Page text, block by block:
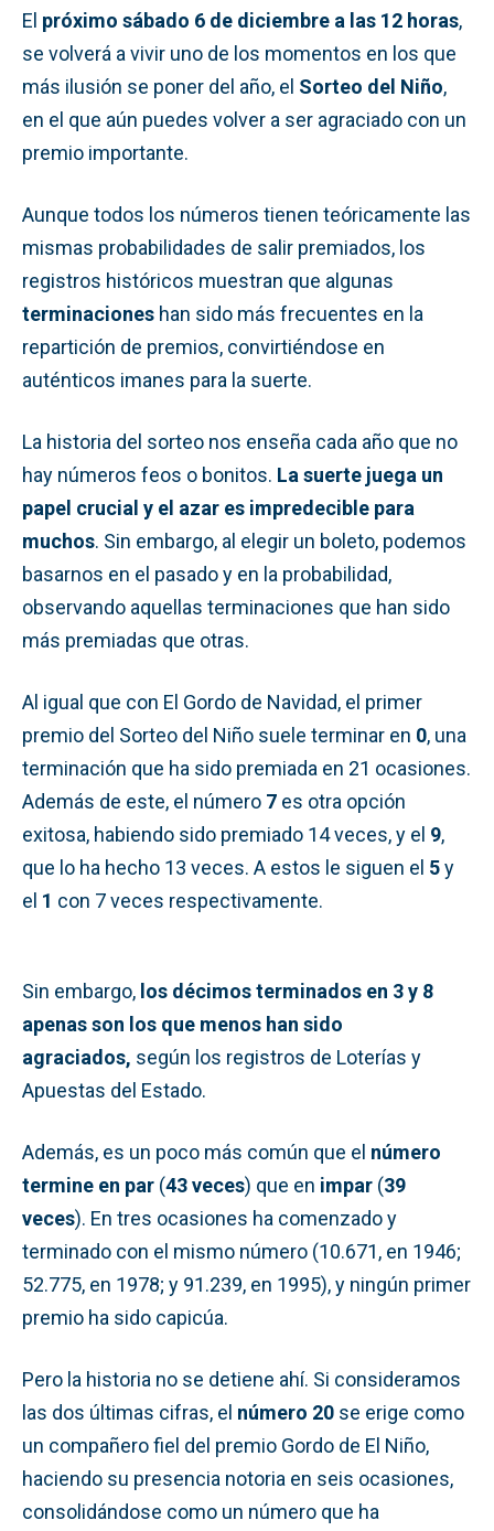
El próximo sábado 6 de diciembre a las 12 horas,
se volverá a vivir uno de los momentos en los que
más ilusión se poner del año, el Sorteo del Niño,
en el que aún puedes volver a ser agraciado con un
premio importante.
Aunque todos los números tienen teóricamente las
mismas probabilidades de salir premiados, los
registros históricos muestran que algunas
terminaciones han sido más frecuentes en la
repartición de premios, convirtiéndose en
auténticos imanes para la suerte.
La historia del sorteo nos enseña cada año que no
hay números feos o bonitos. La suerte juega un
papel crucial y el azar es impredecible para
muchos. Sin embargo, al elegir un boleto, podemos
basarnos en el pasado y en la probabilidad,
observando aquellas terminaciones que han sido
más premiadas que otras.
Al igual que con El Gordo de Navidad, el primer
premio del Sorteo del Niño suele terminar en 0, una
terminación que ha sido premiada en 21 ocasiones.
Además de este, el número 7 es otra opción
exitosa, habiendo sido premiado 14 veces, y el 9,
que lo ha hecho 13 veces. A estos le siguen el 5y
el 1 con 7 veces respectivamente.
Sin embargo, los décimos terminados en 3 y 8
apenas son los que menos han sido
agraciados, según los registros de Loterías y
Apuestas del Estado.
Además, es un poco más común que el número
termine en par (43 veces) que en impar (39
veces). En tres ocasiones ha comenzado y
terminado con el mismo número (10.671, en 1946;
52.775, en 1978; y 91.239, en 1995), y ningún primer
premio ha sido capicúa.
Pero la historia no se detiene ahí. Si consideramos
las dos últimas cifras, el número 20 se erige como
un compañero fiel del premio Gordo de El Niño,
haciendo su presencia notoria en seis ocasiones,
consolidándose como un número que ha